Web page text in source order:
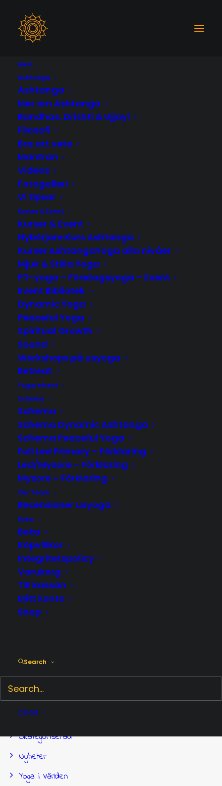
Hem
Ashtanga
Ashtanga
Mer om Ashtanga
Bandhas, Drishti & Ujjayi
Filosofi
Bra att veta
Mantran
Videos
Fotogalleri
Vi tipsar
Kurser & Event
Kurser & Event
Nybörjare Kurs Ashtanga
Kurser AshtangaYoga alla nivåer
Mjuk & Stilla Yoga
PT-yoga – Företagsyoga – Event
Event Bibliotek
Dynamic Yoga
Peaceful Yoga
Spiritual Growth
Sound
Workshops på usyoga
Retreat
Yogaretreat
Schema
Schema
Schema Dynamic Ashtanga
Schema Peaceful Yoga
Full Led Primary – Förklaring
Led/Mysore – Förklaring
Mysore – Förklaring
Our Team
Recensioner usyoga
Boka
Boka
Köpvillkor
Integritetspolicy
Varukorg
Till kassan
Mitt konto
Shop
Search
Cart
Events by Event Type
SOUNDHEALING
UPCOMING EVENTS
OKTOBER
30
OCT
SOUND JOURNEY MED JACK
FREDAG 17:30 - 19:30
Öppet Hus – 3 September
Samadi Bali
Dylan Bernstein Intervju om Ashtanga Yoga
NYHET! – Restorative Yoga – startar i september
Varmt Välkommna!
SENASTE KOMMENTARER
ARKIV
augusti 2022
augusti 2019
februari 2017
KATEGORIER
Okategoriserad
Nyheter
Yoga i Världen